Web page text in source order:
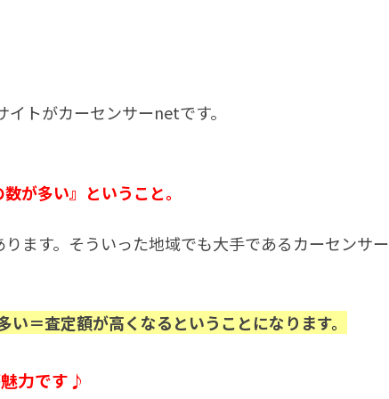
トがカーセンサーnetです。
が多い』ということ。
ます。そういった地域でも大手であるカーセンサー
＝査定額が高くなるということになります。
力です♪